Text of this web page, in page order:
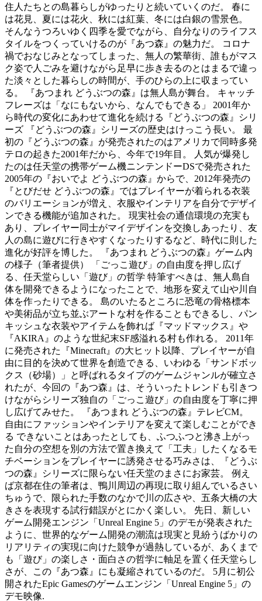
住人たちとの島暮らしがゆったりと続いていくのだ。 春に
は花見、夏には花火、秋には紅葉、冬には白銀の雪景色。
そんなうつろいゆく四季を愛でながら、自分なりのライフス
タイルをつくっていけるのが『あつ森』の魅力だ。 コロナ
禍でおなじみとなってしまった、無人の繁華街、誰もがマス
ク姿で人ごみを避けながら足早に歩き去るのとはまるで違っ
た淡々とした暮らしの時間が、手のひらの上に収まってい
る。 『あつまれ どうぶつの森』は無人島が舞台。 キャッチ
フレーズは「なにもないから、なんでもできる」 2001年か
ら時代の変化にあわせて進化を続ける『どうぶつの森』シリ
ーズ 『どうぶつの森』シリーズの歴史はけっこう長い。 最
初の『どうぶつの森』が発売されたのはアメリカで同時多発
テロの起きた2001年だから、今年で19年目。 人気が爆発し
たのは任天堂の携帯ゲーム機ニンテンドーDSで発売された
2005年の『おいでよ どうぶつの森』からで、2012年発売の
『とびだせ どうぶつの森』ではプレイヤーが着られる衣装
のバリエーションが増え、衣服やインテリアを自分でデザイ
ンできる機能が追加された。 現実社会の通信環境の充実も
あり、プレイヤー同士がマイデザインを交換しあったり、友
人の島に遊びに行きやすくなったりするなど、時代に則した
進化が好評を博した。 『あつまれ どうぶつの森』ゲーム内
の様子（筆者提供） 「ごっこ遊び」の自由度を押し広げ
る、任天堂らしい「遊び」の哲学 特筆すべきは、無人島自
体を開発できるようになったことで、地形を変えて山や川自
体を作ったりできる。 島のいたるところに恐竜の骨格標本
や美術品が立ち並ぶアートな村を作ることもできるし、パン
キッシュな衣装やアイテムを飾れば『マッドマックス』や
『AKIRA』のような世紀末SF感溢れる村も作れる。 2011年
に発売された『Minecraft』の大ヒット以降、プレイヤーが自
由に目的を決めて世界を創造できる、いわゆる「サンドボッ
クス（砂場）」と呼ばれるタイプのゲームジャンルが確立さ
れたが、今回の『あつ森』は、そういったトレンドも引きつ
けながらシリーズ独自の「ごっこ遊び」の自由度を丁寧に押
し広げてみせた。 『あつまれ どうぶつの森』テレビCM。
自由にファッションやインテリアを変えて楽しむことができ
る できないことはあったとしても、ふつふつと沸き上がっ
た自分の空想を別の方法で置き換えて「工夫」したくなるモ
チベーションをプレイヤーに誘発させる巧みさは、『どうぶ
つの森』シリーズに限らない任天堂のまさにお家芸。 例え
ば京都在住の筆者は、鴨川周辺の再現に取り組んでいるさい
ちゅうで、限られた手数のなかで川の広さや、五条大橋の大
きさを表現する試行錯誤がとにかく楽しい。 先日、新しい
ゲーム開発エンジン「Unreal Engine 5」のデモが発表された
ように、世界的なゲーム開発の潮流は現実と見紛うばかりの
リアリティの実現に向けた競争が過熱しているが、あくまで
も「遊び」の楽しさ・面白さの哲学に軸足を置く任天堂らし
さが、この『あつ森』にも凝縮されているのだ。 5月に初公
開されたEpic Gamesのゲームエンジン「Unreal Engine 5」の
デモ映像.